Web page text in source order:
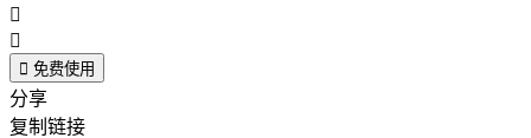


 免费使用
分享
复制链接